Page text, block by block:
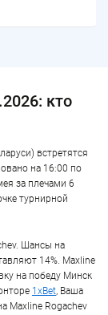
кто
встретятся
на 16:00 по
за плечами 6
турнирной
Шансы на
14%. Maxline
на победу Минск
1xBet, Ваша
Maxline Rogachev